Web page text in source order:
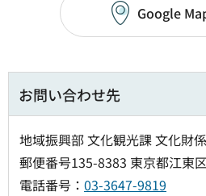
Google
お問い合わせ先
地域振興部 文化観光課 文化財
郵便番号135-8383 東京都江東
電話番号： 03-3647-9819